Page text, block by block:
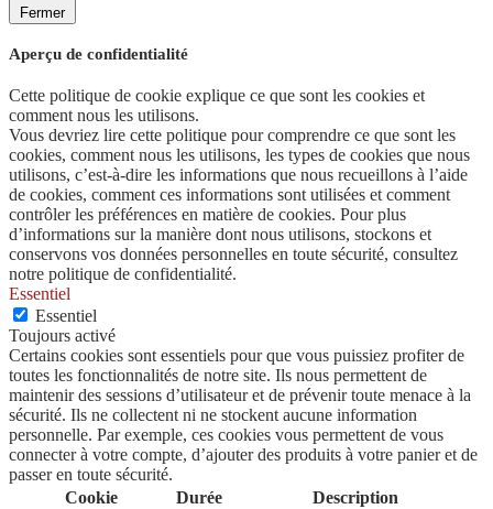
Fermer
Aperçu de confidentialité
Cette politique de cookie explique ce que sont les cookies et
comment nous les utilisons.
Vous devriez lire cette politique pour comprendre ce que sont les
cookies, comment nous les utilisons, les types de cookies que nous
utilisons, c’est-à-dire les informations que nous recueillons à l’aide
de cookies, comment ces informations sont utilisées et comment
contrôler les préférences en matière de cookies. Pour plus
d’informations sur la manière dont nous utilisons, stockons et
conservons vos données personnelles en toute sécurité, consultez
notre politique de confidentialité.
Essentiel
Essentiel
Toujours activé
Certains cookies sont essentiels pour que vous puissiez profiter de
toutes les fonctionnalités de notre site. Ils nous permettent de
maintenir des sessions d’utilisateur et de prévenir toute menace à la
sécurité. Ils ne collectent ni ne stockent aucune information
personnelle. Par exemple, ces cookies vous permettent de vous
connecter à votre compte, d’ajouter des produits à votre panier et de
passer en toute sécurité.
Cookie
Durée Description